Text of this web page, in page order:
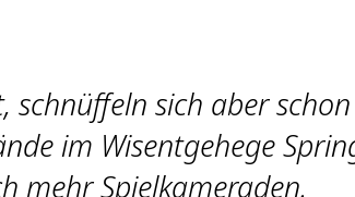
schnüffeln sich aber
im Wisentgehege
mehr Spielkameraden.